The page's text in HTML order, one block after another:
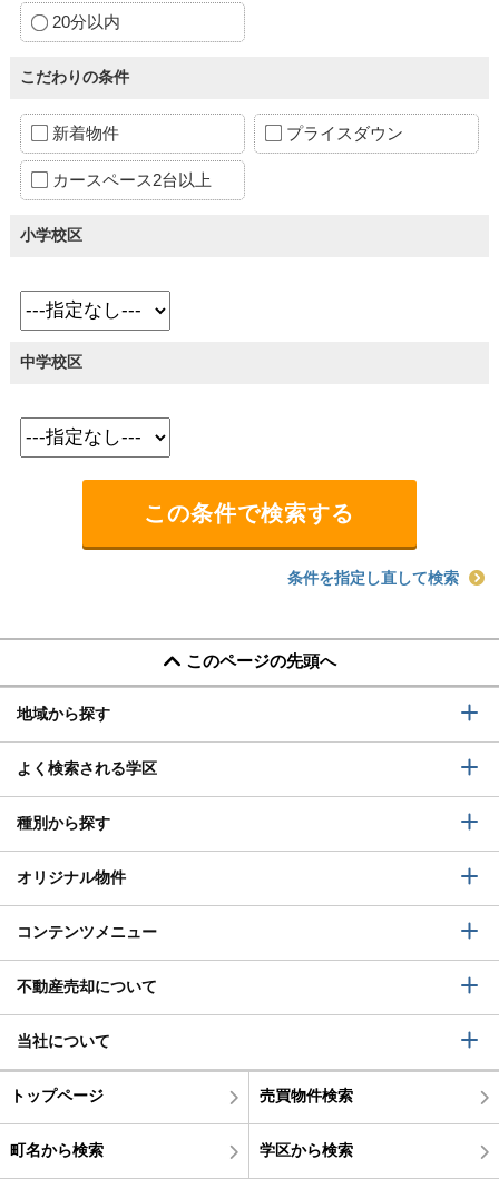
20分以内
こだわりの条件
新着物件 プライスダウン
カースペース2台以上
小学校区
中学校区
条件を指定し直して検索
このページの先頭へ
地域から探す
よく検索される学区
種別から探す
オリジナル物件
コンテンツメニュー
不動産売却について
当社について
トップページ 売買物件検索
町名から検索 学区から検索